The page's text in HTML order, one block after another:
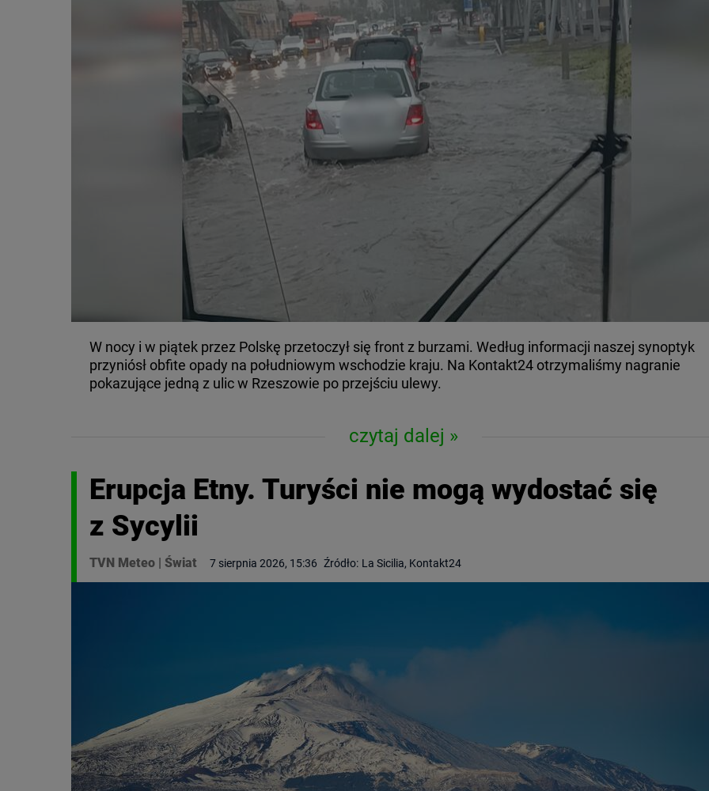
czytaj dalej
W nocy i w piątek przez Polskę przetoczył się front z burzami. Według informacji naszej synoptyk
przyniósł obfite opady na południowym wschodzie kraju. Na Kontakt24 otrzymaliśmy nagranie
pokazujące jedną z ulic w Rzeszowie po przejściu ulewy.
Erupcja Etny. Turyści nie mogą wydostać się
z Sycylii
TVN Meteo | Świat 7 sierpnia 2026, 15:36 Źródło: La Sicilia, Kontakt24